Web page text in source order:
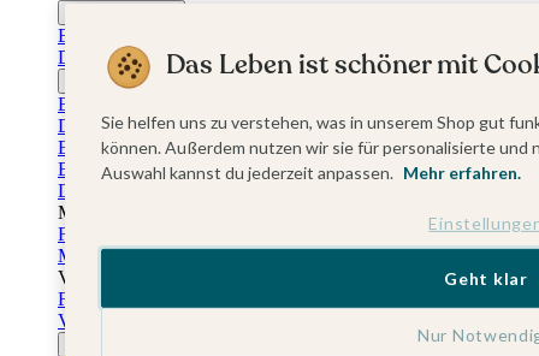
Einladungskarten Firmung
Dankeskarten Firmung
Jugendweihekarten
Einladungskarten Jugendweihe
Dankeskarten Jugendweihe
Einschulungskarten
Einladungskarten Einschulung
Danksagung Einschulung
Muttertag
Fotogeschenke Muttertag
Muttertagskarten
Vatertag
Fotogeschenke Vatertag
Vatertagskarten
Das Leben ist schöner mit
Sie helfen uns zu verstehen, was in unserem Shop gut
können. Außerdem nutzen wir sie für personalisierte
Auswahl kannst du jederzeit anpassen. Mehr erfahren.
Nur
Geht klar